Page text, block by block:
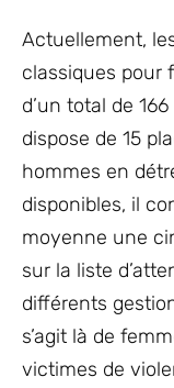
Actuellement,
classiques pour
d’un total de
dispose de 15
hommes en
disponibles, il
moyenne une
sur la liste
différents
s’agit là de
victimes de